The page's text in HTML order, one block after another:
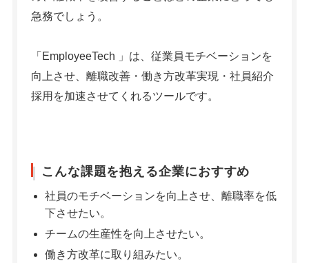
急務でしょう。
「EmployeeTech 」は、従業員モチベーションを
向上させ、離職改善・働き方改革実現・社員紹介
採用を加速させてくれるツールです。
こんな課題を抱える企業におすすめ
社員のモチベーションを向上させ、離職率を低
下させたい。
チームの生産性を向上させたい。
働き方改革に取り組みたい。